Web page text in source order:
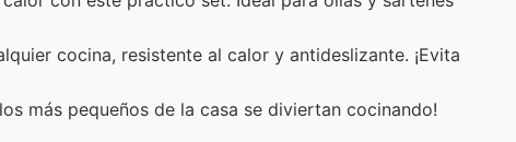
cocina, resistente al calor y antideslizante. ¡Evita
más pequeños de la casa se diviertan cocinando!